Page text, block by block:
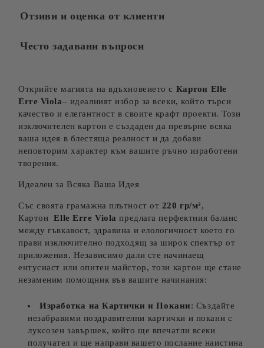
Отзиви и оценка от клиенти
Често задавани въпроси
Открийте магията на вдъхновеието с Картон Elle
Erre Viola– идеалният избор за всеки, който търси
качество и елегантност в своите крафт проекти. Този
изключителен картон е създаден да превърне всяка
ваша идея в блестяща реалност и да добави
неповторим характер към вашите ръчно изработени
творения.
Идеален за Всяка Ваша Идея
Със своята грамажна плътност от 220 гр/м²,
Картон Elle Erre Violaпредлага перфектния баланс
между гъвкавост, здравина и елологичност което го
прави изключително подходящ за широк спектър от
приложения. Независимо дали сте начинаещ
ентусиаст или опитен майстор, този картон ще стане
незаменим помощник във вашите начинания:
Изработка на Картички и Покани: Създайте
незабравими поздравителни картички и покани с
луксозен завършек, който ще впечатли всеки
получател и ще направи вашето послание наистина